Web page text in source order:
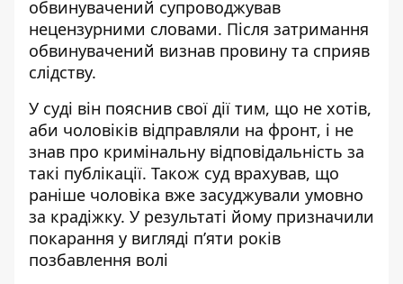
обвинувачений супроводжував
нецензурними словами. Після затримання
обвинувачений визнав провину та сприяв
слідству.
У суді він пояснив свої дії тим, що не хотів,
аби чоловіків відправляли на фронт, і не
знав про кримінальну відповідальність за
такі публікації. Також суд врахував, що
раніше чоловіка вже засуджували умовно
за крадіжку. У результаті йому призначили
покарання у вигляді п’яти років
позбавлення волі